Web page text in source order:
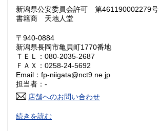
鳥取県 430円 島根県
岡山県
山口県 430円
香川県 430円
高知県 430円
佐賀県
新潟県公安委員会許可 第461190002279号
書籍商 天地人堂
〒940-0884
新潟県長岡市亀貝町1770番地
ＴＥＬ：080-2035-2687
ＦＡＸ：0258-24-5692
Email：fp-niigata@nct9.ne.jp
担当者：-
店舗へのお問い合わせ
続きを読む